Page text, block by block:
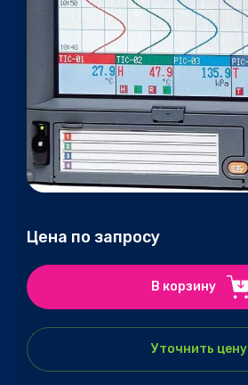
Цена по запросу
В корзину
Уточнить цену